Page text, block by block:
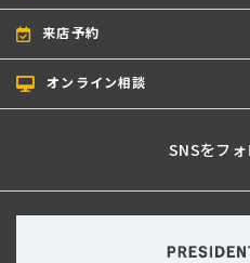
来店予約
オンライン相談
SNSをフ